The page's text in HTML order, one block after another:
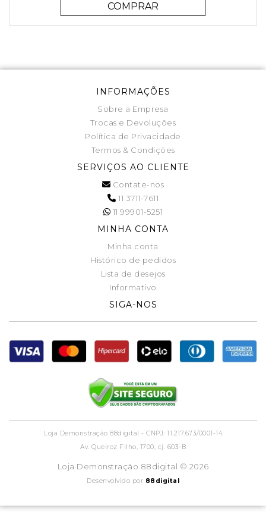
COMPRAR
INFORMAÇÕES
Sobre a Empresa
Trocas e Devoluções
Política de Privacidade
Termos & Condições
SERVIÇOS AO CLIENTE
Contate-nos
11 3711-7611
11 99901-5251
MINHA CONTA
Minha conta
Histórico de pedidos
Lista de desejos
Informativo
SIGA-NOS
Loja Demonstração 88digital - CNPJ: 11.217.673/0001-14
Av. Queiroz Filho, 1700, cj. 603-B
Loja Demonstração 88digital © 2026
Desenvolvido por 88digital